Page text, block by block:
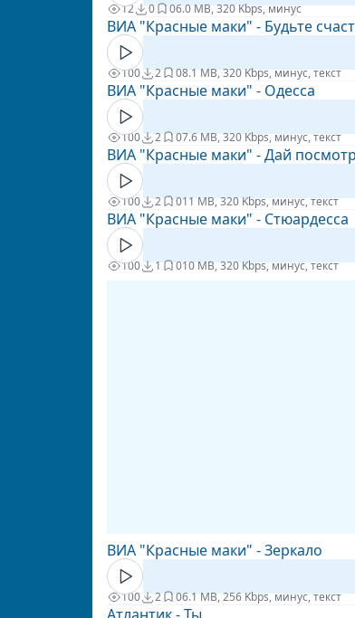
12 0 06.0 MB, 320 Kbps, минус
ВИА "Красные маки" - Будьте
100 2 08.1 MB, 320 Kbps, минус, текст
ВИА "Красные маки" - Одесса
100 2 07.6 MB, 320 Kbps, минус, текст
ВИА "Красные маки" - Дай
100 2 011 MB, 320 Kbps, минус, текст
ВИА "Красные маки" - Стюардесса
100 1 010 MB, 320 Kbps, минус, текст
ВИА "Красные маки" - Зеркало
100 2 06.1 MB, 256 Kbps, минус, текст